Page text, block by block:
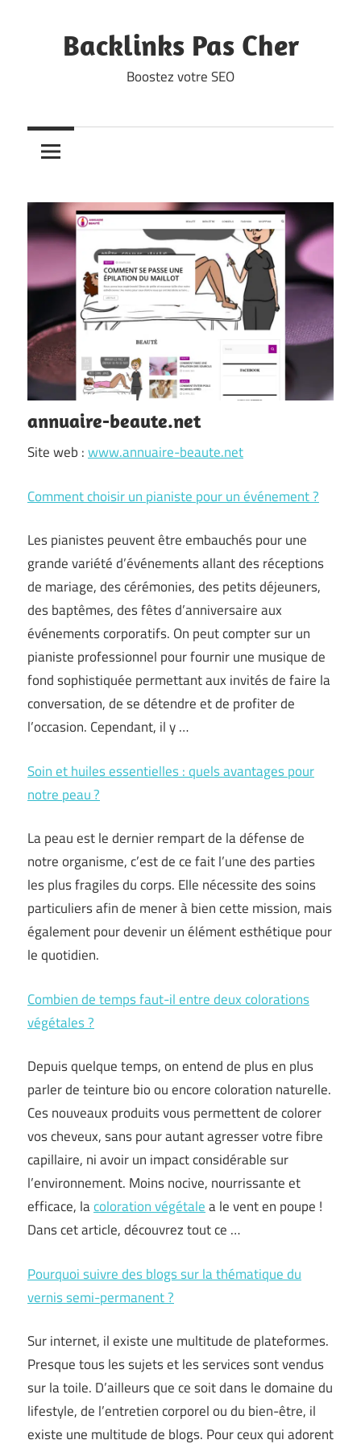
contentBacklinks Pas Cher
Boostez votre SEO
annuaire-beaute.net
Site web :www.annuaire-beaute.net
Comment choisir un pianiste pour un événement ?
Les pianistes peuvent être embauchés pour une
grande variété d’événements allant des réceptions
de mariage, des cérémonies, des petits déjeuners,
des baptêmes, des fêtes d’anniversaire aux
événements corporatifs. On peut compter sur un
pianiste professionnel pour fournir une musique de
fond sophistiquée permettant aux invités de faire la
conversation, de se détendre et de profiter de
l’occasion. Cependant, il y …
Soin et huiles essentielles : quels avantages pour
notre peau ?
La peau est le dernier rempart de la défense de
notre organisme, c’est de ce fait l’une des parties
les plus fragiles du corps. Elle nécessite des soins
particuliers afin de mener à bien cette mission, mais
également pour devenir un élément esthétique pour
le quotidien.
Combien de temps faut-il entre deux colorations
végétales ?
Depuis quelque temps, on entend de plus en plus
parler de teinture bio ou encore coloration naturelle.
Ces nouveaux produits vous permettent de colorer
vos cheveux, sans pour autant agresser votre fibre
capillaire, ni avoir un impact considérable sur
l’environnement. Moins nocive, nourrissante et
efficace, lacoloration végétalea le vent en poupe !
Dans cet article, découvrez tout ce …
Pourquoi suivre des blogs sur la thématique du
vernis semi-permanent ?
Sur internet, il existe une multitude de plateformes.
Presque tous les sujets et les services sont vendus
sur la toile. D’ailleurs que ce soit dans le domaine du
lifestyle, de l’entretien corporel ou du bien-être, il
existe une multitude de blogs. Pour ceux qui adorent